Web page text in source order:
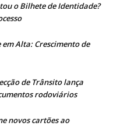
o Bilhete de Identidade?
em Alta: Crescimento de
de Trânsito lança
rodoviários
novos cartões ao